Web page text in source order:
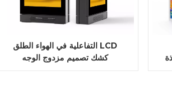
التفاعلية في الهواء الطلق LCD
كشك تصميم مزدوج الوجه
الألومنيوم البناء